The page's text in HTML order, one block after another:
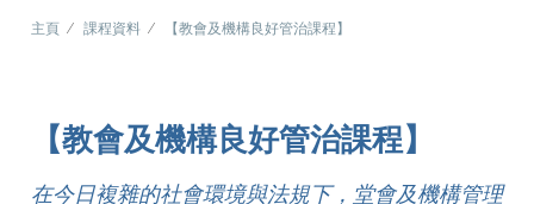
主頁 課程資料 【教會及機構良好管治課程】
【教會及機構良好管治課程】
在今日複雜的社會環境與法規下，堂會及機構管理